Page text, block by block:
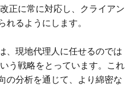
正に常に対応し、クライアン
れるようにします。
、現地代理人に任せるのでは
う戦略をとっています。これ
の分析を通じて、より綿密な